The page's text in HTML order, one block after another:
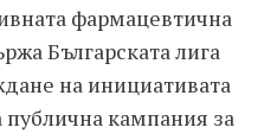
фармацевтична
Българската лига
на инициативата
кампания за